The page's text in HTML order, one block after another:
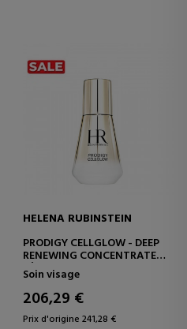
HELENA RUBINSTEIN
PRODIGY CELLGLOW - DEEP
RENEWING CONCENTRATE
SÉRUM DE TRAITEMENT ANTI-
ÂGE INTENSIF
Soin visage
206,29 €
Prix d'origine 241,28 €